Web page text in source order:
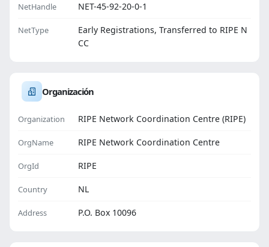
NetHandle NET-45-92-20-0-1
NetType
Early Registrations, Transferred to RIPE N
CC
Organización
Organization RIPE Network Coordination Centre (RIPE)
OrgName RIPE Network Coordination Centre
OrgId RIPE
Country NL
Address P.O. Box 10096